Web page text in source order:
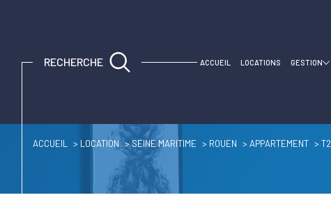
ACCUEIL LOCATIONS GESTION
RECHERCHE
ACCUEIL LOCATION SEINE MARITIME ROUEN APPARTEMENT T2